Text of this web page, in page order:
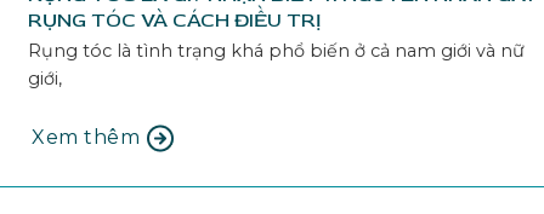
RỤNG TÓC VÀ CÁCH ĐIỀU TRỊ
Rụng tóc là tình trạng khá phổ biến ở cả nam giới và nữ
giới,
Xem thêm